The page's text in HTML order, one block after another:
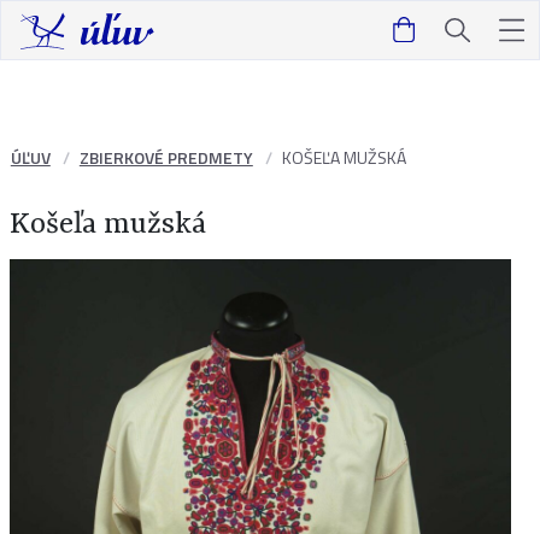
ÚĽUV ZBIERKOVÉ PREDMETY KOŠEĽA MUŽSKÁ
Košeľa mužská